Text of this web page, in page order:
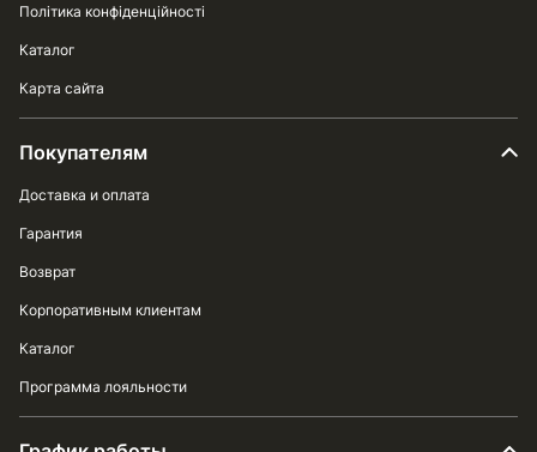
Політика конфіденційності
Каталог
Карта сайта
Покупателям
Доставка и оплата
Гарантия
Возврат
Корпоративным клиентам
Каталог
Программа лояльности